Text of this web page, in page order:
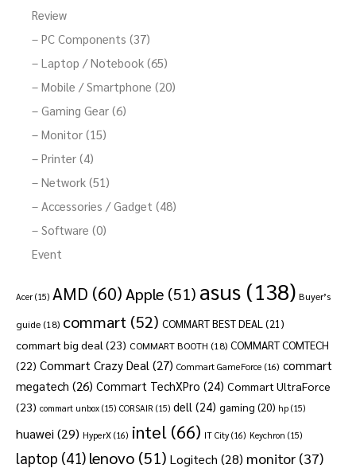
Review
– PC Components (37)
– Laptop / Notebook (65)
– Mobile / Smartphone (20)
– Gaming Gear (6)
– Monitor (15)
– Printer (4)
– Network (51)
– Accessories / Gadget (48)
– Software (0)
Event
Acer (15) AMD (60)Apple (51) asus (138) Buyer’s
guide (18) commart (52) COMMART BEST DEAL (21)
commart big deal (23) COMMART BOOTH (18) COMMART COMTECH
(22) Commart Crazy Deal (27) Commart GameForce (16) commart
megatech (26) Commart TechXPro (24) Commart UltraForce
(23) commart unbox (15) CORSAIR (15) dell (24) gaming (20) hp (15)
huawei (29) HyperX (16) intel (66) IT City (16) Keychron (15)
laptop (41) lenovo (51) Logitech (28) monitor (37)